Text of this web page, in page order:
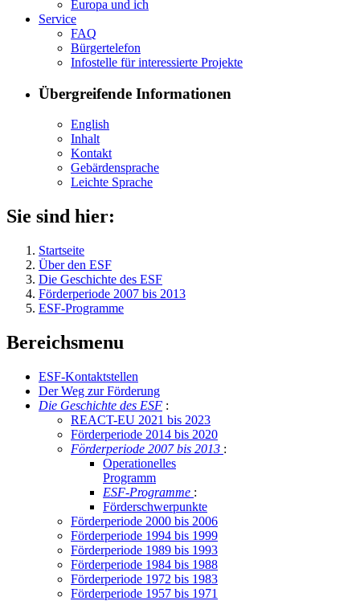
Eu­ro­pa und ich
Ser­vice
FAQ
Bür­ger­te­le­fon
In­fo­stel­le für in­ter­es­sier­te Pro­jek­te
Übergreifende Informationen
English
In­halt
Kon­takt
Ge­bär­den­spra­che
Leich­te Spra­che
Sie sind hier:
Startseite
Über den ESF
Die Geschichte des ESF
Förderperiode 2007 bis 2013
ESF-Programme
Bereichsmenu
ESF-Kon­takt­stel­len
Der Weg zur För­de­rung
Die Ge­schich­te des ESF :
RE­ACT-EU 2021 bis 2023
För­der­pe­ri­ode 2014 bis 2020
För­der­pe­ri­ode 2007 bis 2013 :
Ope­ra­tio­nel­les
Pro­gramm
ESF-Pro­gram­me :
För­der­schwer­punk­te
För­der­pe­ri­ode 2000 bis 2006
För­der­pe­ri­ode 1994 bis 1999
För­der­pe­ri­ode 1989 bis 1993
För­der­pe­ri­ode 1984 bis 1988
För­der­pe­ri­ode 1972 bis 1983
För­der­pe­ri­ode 1957 bis 1971